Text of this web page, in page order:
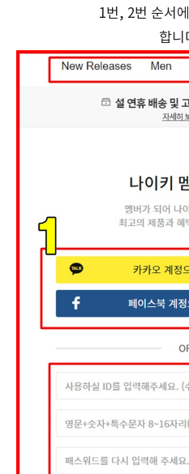
1번, 2번 순서
합니